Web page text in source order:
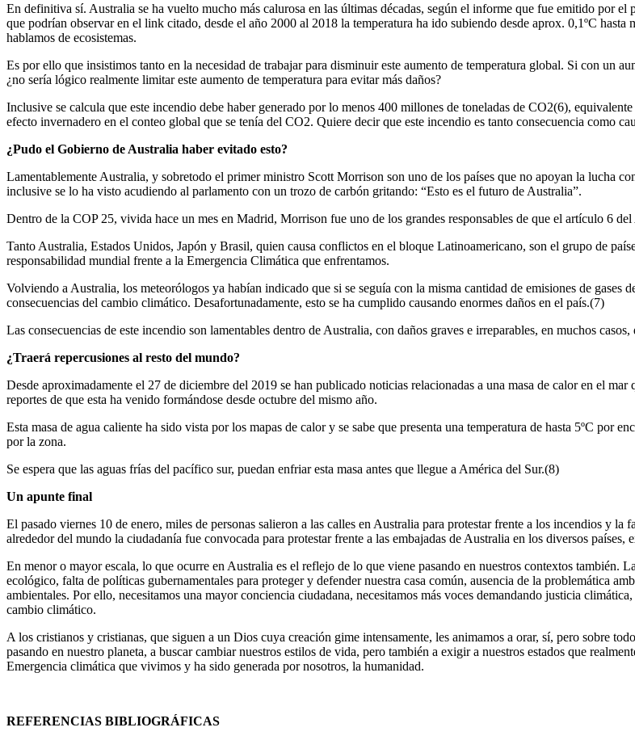
En definitiva sí. Australia se ha vuelto mucho más calurosa en las últimas décadas, según el informe que fue emitido por
que podrían observar en el link citado, desde el año 2000 al 2018 la temperatura ha ido subiendo desde aprox. 0,1ºC hasta
hablamos de ecosistemas.
Es por ello que insistimos tanto en la necesidad de trabajar para disminuir este aumento de temperatura global. Si con un
¿no sería lógico realmente limitar este aumento de temperatura para evitar más daños?
Inclusive se calcula que este incendio debe haber generado por lo menos 400 millones de toneladas de CO2(6),
efecto invernadero en el conteo global que se tenía del CO2. Quiere decir que este incendio es tanto consecuencia como
¿Pudo el Gobierno de Australia haber evitado esto?
Lamentablemente Australia, y sobretodo el primer ministro Scott Morrison son uno de los países que no apoyan la lucha
inclusive se lo ha visto acudiendo al parlamento con un trozo de carbón gritando: “Esto es el futuro de Australia”.
Dentro de la COP 25, vivida hace un mes en Madrid, Morrison fue uno de los grandes responsables de que el artículo 6
Tanto Australia, Estados Unidos, Japón y Brasil, quien causa conflictos en el bloque Latinoamericano, son el grupo de
responsabilidad mundial frente a la Emergencia Climática que enfrentamos.
Volviendo a Australia, los meteorólogos ya habían indicado que si se seguía con la misma cantidad de emisiones de gases
consecuencias del cambio climático. Desafortunadamente, esto se ha cumplido causando enormes daños en el país.(7)
Las consecuencias de este incendio son lamentables dentro de Australia, con daños graves e irreparables, en muchos
¿Traerá repercusiones al resto del mundo?
Desde aproximadamente el 27 de diciembre del 2019 se han publicado noticias relacionadas a una masa de calor en el
reportes de que esta ha venido formándose desde octubre del mismo año.
Esta masa de agua caliente ha sido vista por los mapas de calor y se sabe que presenta una temperatura de hasta 5ºC por
por la zona.
Se espera que las aguas frías del pacífico sur, puedan enfriar esta masa antes que llegue a América del Sur.(8)
Un apunte final
El pasado viernes 10 de enero, miles de personas salieron a las calles en Australia para protestar frente a los incendios y
alrededor del mundo la ciudadanía fue convocada para protestar frente a las embajadas de Australia en los diversos
En menor o mayor escala, lo que ocurre en Australia es el reflejo de lo que viene pasando en nuestros contextos también.
ecológico, falta de políticas gubernamentales para proteger y defender nuestra casa común, ausencia de la problemática
ambientales. Por ello, necesitamos una mayor conciencia ciudadana, necesitamos más voces demandando justicia
cambio climático.
A los cristianos y cristianas, que siguen a un Dios cuya creación gime intensamente, les animamos a orar, sí, pero sobre
pasando en nuestro planeta, a buscar cambiar nuestros estilos de vida, pero también a exigir a nuestros estados que
Emergencia climática que vivimos y ha sido generada por nosotros, la humanidad.
REFERENCIAS BIBLIOGRÁFICAS